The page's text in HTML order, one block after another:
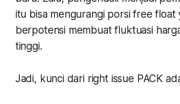
itu bisa mengurangi porsi free float
berpotensi membuat fluktuasi
tinggi.
Jadi, kunci dari right issue PACK